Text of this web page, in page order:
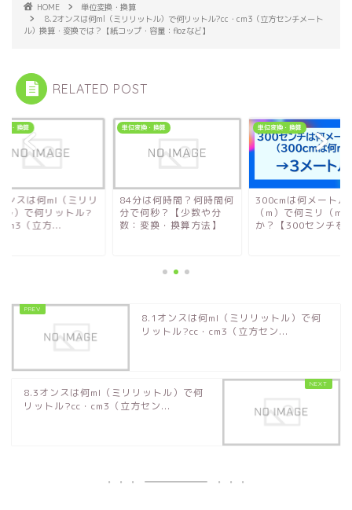
HOME
単位変換・換算
8.2オンスは何ml（ミリリットル）で何リットル?cc・cm3（立方センチメート
ル）換算・変換では？【紙コップ・容量：flozなど】
RELATED POST
換・換算
ンスは何ml（ミリリ
ル）で何リットル?
cm3（立方...
単位変換・換算
84分は何時間？何時間何
分で何秒？【少数や分
数：変換・換算方法】
単位変換・換算
300cmは何メートル
（m）で何ミリ（
か？【300センチを
8.1オンスは何ml（ミリリットル）で何
リットル?cc・cm3（立方セン...
8.3オンスは何ml（ミリリットル）で何
リットル?cc・cm3（立方セン...